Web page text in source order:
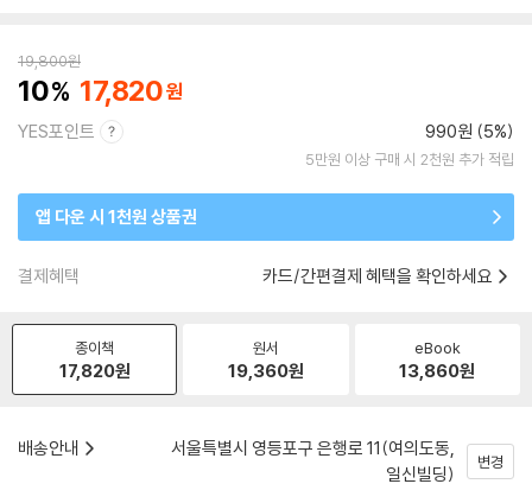
19,800원
10 17,820
YES포인트 990원 (5%)
5만원 이상 구매 시 2천원 추가 적립
앱 다운 시 1천원 상품권
결제혜택 카드/간편결제 혜택을 확인하세요
종이책
17,820원
원서
19,360원
eBook
13,860원
배송안내
서울특별시 영등포구 은행로 11(여의도동,
일신빌딩)
변경